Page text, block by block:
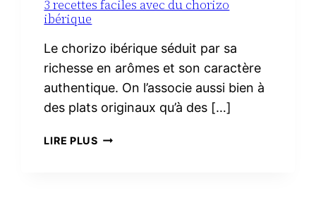
3 recettes faciles avec du chorizo
ibérique
Le chorizo ibérique séduit par sa
richesse en arômes et son caractère
authentique. On l’associe aussi bien à
des plats originaux qu’à des […]
LIRE PLUS3